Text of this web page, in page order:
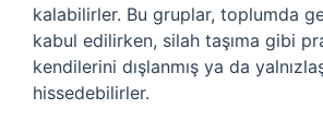
kalabilirler. Bu gruplar, toplumda
kabul edilirken, silah taşıma gibi
kendilerini dışlanmış ya da
hissedebilirler.